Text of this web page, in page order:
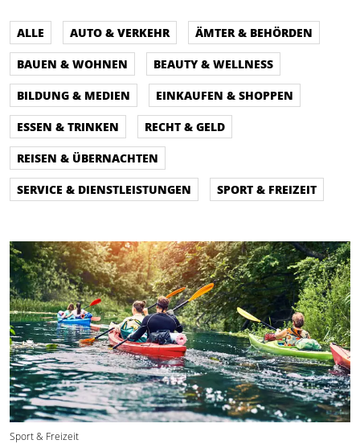
ALLE AUTO & VERKEHR
ÄMTER & BEHÖRDEN
BAUEN & WOHNEN
BEAUTY & WELLNESS
BILDUNG & MEDIEN
EINKAUFEN & SHOPPEN
ESSEN & TRINKEN
RECHT & GELD
REISEN & ÜBERNACHTEN
SERVICE & DIENSTLEISTUNGEN
SPORT & FREIZEIT
Sport & Freizeit